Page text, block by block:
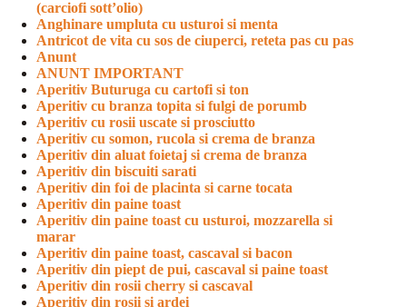
(carciofi sott’olio)
Anghinare umpluta cu usturoi si menta
Antricot de vita cu sos de ciuperci, reteta pas cu pas
Anunt
ANUNT IMPORTANT
Aperitiv Buturuga cu cartofi si ton
Aperitiv cu branza topita si fulgi de porumb
Aperitiv cu rosii uscate si prosciutto
Aperitiv cu somon, rucola si crema de branza
Aperitiv din aluat foietaj si crema de branza
Aperitiv din biscuiti sarati
Aperitiv din foi de placinta si carne tocata
Aperitiv din paine toast
Aperitiv din paine toast cu usturoi, mozzarella si
marar
Aperitiv din paine toast, cascaval si bacon
Aperitiv din piept de pui, cascaval si paine toast
Aperitiv din rosii cherry si cascaval
Aperitiv din rosii si ardei